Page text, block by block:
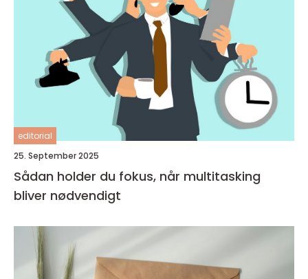
editorial
25. September 2025
Sådan holder du fokus, når multitasking
bliver nødvendigt